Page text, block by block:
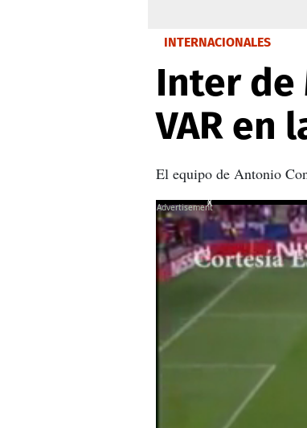
INTERNACIONALES
Inter de
VAR en
El equipo de Antonio
X